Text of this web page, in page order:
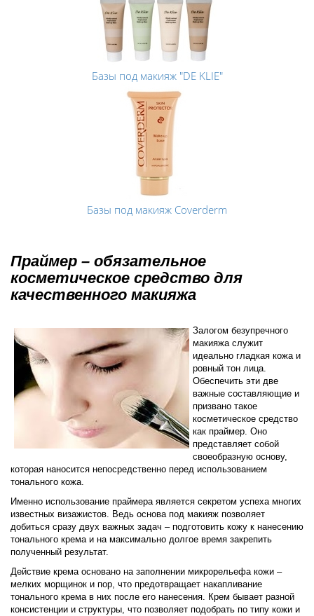
Базы под макияж "DE KLIE"
Базы под макияж Coverderm
Праймер – обязательное
косметическое средство для
качественного макияжа
Залогом безупречного
макияжа служит
идеально гладкая кожа и
ровный тон лица.
Обеспечить эти две
важные составляющие и
призвано такое
косметическое средство
как праймер. Оно
представляет собой
своеобразную основу,
которая наносится непосредственно перед использованием
тонального кожа.
Именно использование праймера является секретом успеха многих
известных визажистов. Ведь основа под макияж позволяет
добиться сразу двух важных задач – подготовить кожу к нанесению
тонального крема и на максимально долгое время закрепить
полученный результат.
Действие крема основано на заполнении микрорельефа кожи –
мелких морщинок и пор, что предотвращает накапливание
тонального крема в них после его нанесения. Крем бывает разной
консистенции и структуры, что позволяет подобрать по типу кожи и